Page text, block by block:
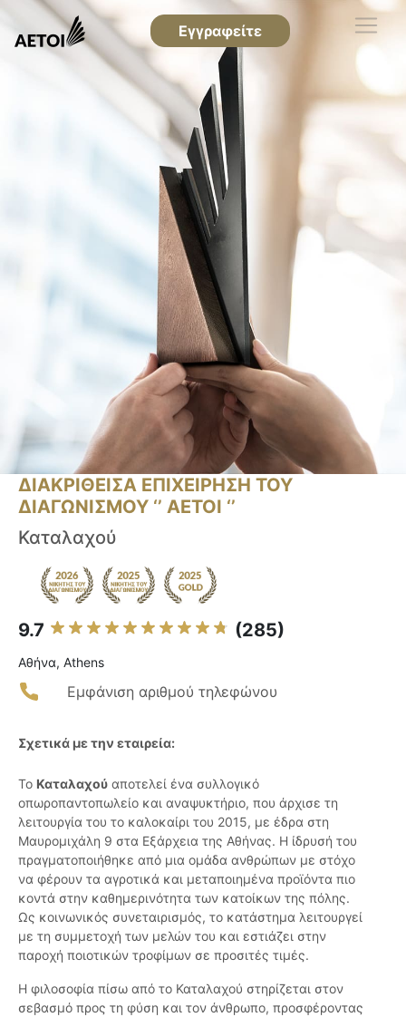
Εγγραφείτε
ΔΙΑΚΡΙΘΕΙΣΑ ΕΠΙΧΕΙΡΗΣΗ ΤΟΥ
ΔΙΑΓΩΝΙΣΜΟΥ ‘’ ΑΕΤΟΙ ‘’
Καταλαχού
9.7 (285)
Αθήνα, Athens
Εμφάνιση αριθμού τηλεφώνου
Σχετικά με την εταιρεία:
Το Καταλαχού αποτελεί ένα συλλογικό
οπωροπαντοπωλείο και αναψυκτήριο, που άρχισε τη
λειτουργία του το καλοκαίρι του 2015, με έδρα στη
Μαυρομιχάλη 9 στα Εξάρχεια της Αθήνας. Η ίδρυσή του
πραγματοποιήθηκε από μια ομάδα ανθρώπων με στόχο
να φέρουν τα αγροτικά και μεταποιημένα προϊόντα πιο
κοντά στην καθημερινότητα των κατοίκων της πόλης.
Ως κοινωνικός συνεταιρισμός, το κατάστημα λειτουργεί
με τη συμμετοχή των μελών του και εστιάζει στην
παροχή ποιοτικών τροφίμων σε προσιτές τιμές.
Η φιλοσοφία πίσω από το Καταλαχού στηρίζεται στον
σεβασμό προς τη φύση και τον άνθρωπο, προσφέροντας